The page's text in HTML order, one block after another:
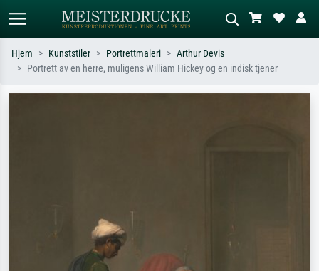
Hjem Kunststiler Portrettmaleri
Arthur Devis
Portrett av en herre, muligens William Hickey og en indisk tjener